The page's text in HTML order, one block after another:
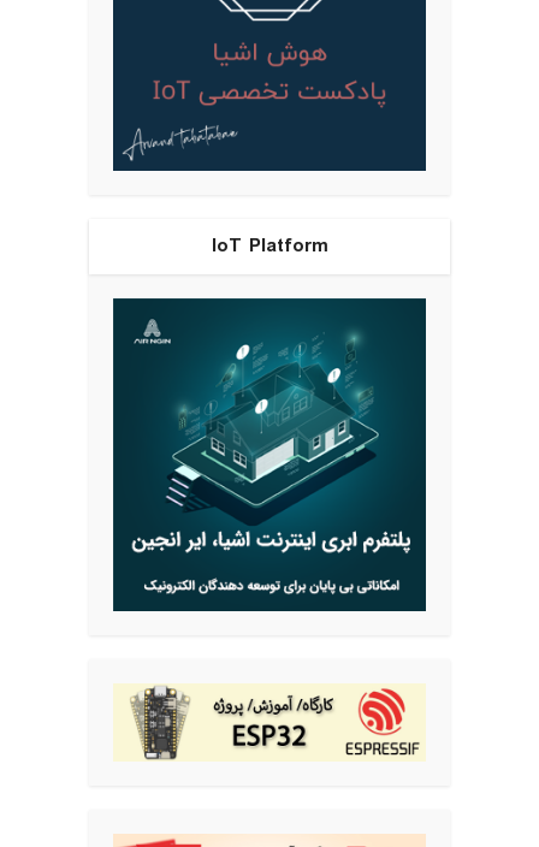
IoT Platform